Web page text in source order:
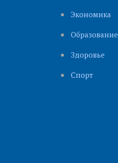
Экономика
Образование
Здоровье
Cпорт